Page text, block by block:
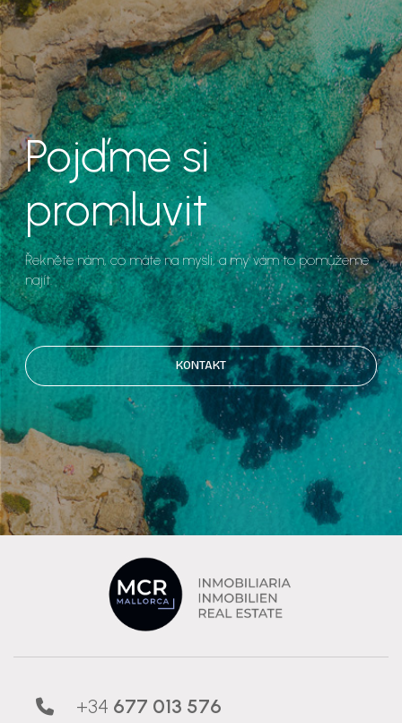
Pojďme si
promluvit
Řekněte nám, co máte na mysli, a my vám to pomůžeme
najít.
KONTAKT
+34 677 013 576